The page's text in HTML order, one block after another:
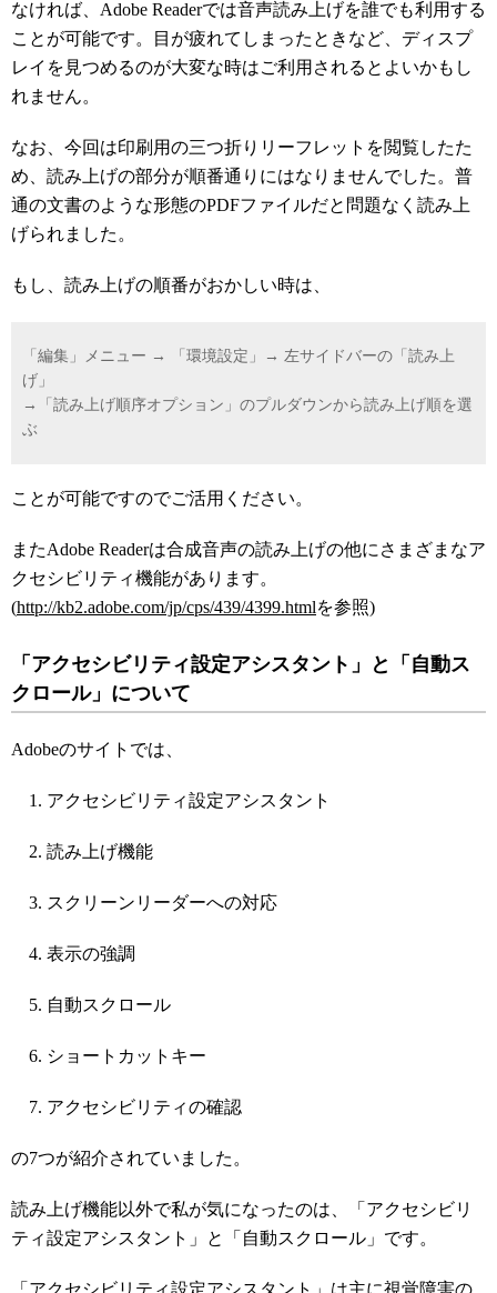
なければ、Adobe Readerでは音声読み上げを誰でも利用する
ことが可能です。目が疲れてしまったときなど、ディスプ
レイを見つめるのが大変な時はご利用されるとよいかもし
れません。
なお、今回は印刷用の三つ折りリーフレットを閲覧したた
め、読み上げの部分が順番通りにはなりませんでした。普
通の文書のような形態のPDFファイルだと問題なく読み上
げられました。
もし、読み上げの順番がおかしい時は、
「編集」メニュー → 「環境設定」→ 左サイドバーの「読み上
げ」
→「読み上げ順序オプション」のプルダウンから読み上げ順を選
ぶ
ことが可能ですのでご活用ください。
またAdobe Readerは合成音声の読み上げの他にさまざまなア
クセシビリティ機能があります。
(http://kb2.adobe.com/jp/cps/439/4399.htmlを参照)
「アクセシビリティ設定アシスタント」と「自動ス
クロール」について
Adobeのサイトでは、
アクセシビリティ設定アシスタント
読み上げ機能
スクリーンリーダーへの対応
表示の強調
自動スクロール
ショートカットキー
アクセシビリティの確認
の7つが紹介されていました。
読み上げ機能以外で私が気になったのは、「アクセシビリ
ティ設定アシスタント」と「自動スクロール」です。
「アクセシビリティ設定アシスタント」は主に視覚障害の